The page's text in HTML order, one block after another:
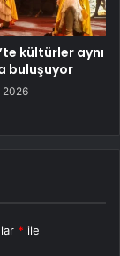
kültürler aynı
buluşuyor
2026
* ile